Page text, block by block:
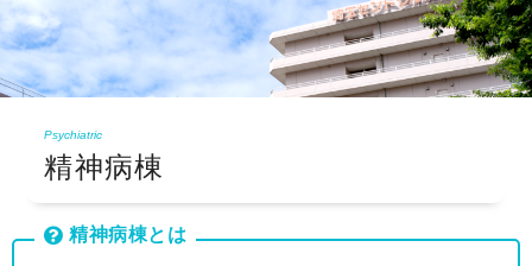
病院案内
採用情報
精神病棟
精神病棟とは